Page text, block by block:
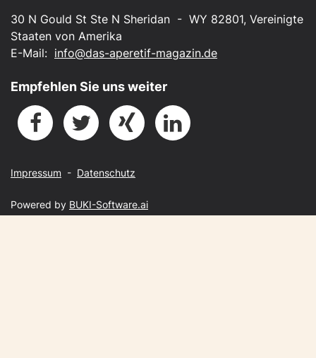
30 N Gould St Ste N Sheridan - WY 82801, Vereinigte
Staaten von Amerika
E-Mail: info@das-aperetif-magazin.de
Empfehlen Sie uns weiter
Impressum - Datenschutz
Powered by BUKI-Software.ai